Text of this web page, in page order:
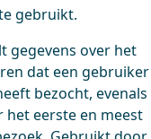
gebruikt.
gegevens over het
dat een
bezocht, evenals
het eerste en meest